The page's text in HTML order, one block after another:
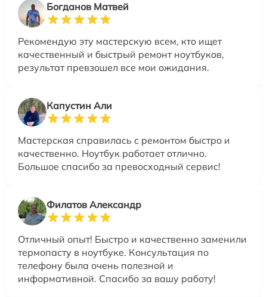
Богданов Матвей
Рекомендую эту мастерскую всем, кто ищет
качественный и быстрый ремонт ноутбуков,
результат превзошел все мои ожидания.
Капустин Али
Мастерская справилась с ремонтом быстро и
качественно. Ноутбук работает отлично.
Большое спасибо за превосходный сервис!
Филатов Александр
Отличный опыт! Быстро и качественно заменили
термопасту в ноутбуке. Консультация по
телефону была очень полезной и
информативной. Спасибо за вашу работу!